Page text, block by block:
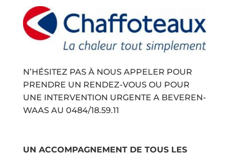
N’HÉSITEZ PAS À NOUS APPELER POUR
PRENDRE UN RENDEZ-VOUS OU POUR
UNE INTERVENTION URGENTE A BEVEREN-
WAAS AU 0484/18.59.11
UN ACCOMPAGNEMENT DE TOUS LES